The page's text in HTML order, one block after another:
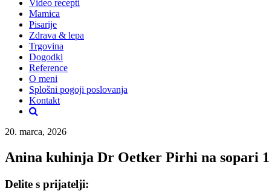
Video recepti
Mamica
Pisarije
Zdrava & lepa
Trgovina
Dogodki
Reference
O meni
Splošni pogoji poslovanja
Kontakt
20. marca, 2026
Anina kuhinja Dr Oetker Pirhi na sopari 1
Delite s prijatelji: